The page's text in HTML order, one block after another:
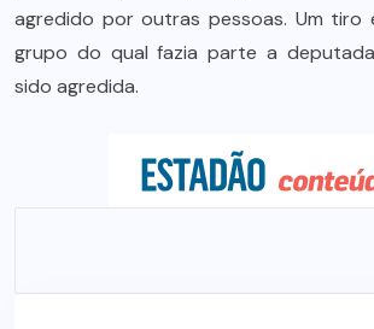
agredido por outras pessoas. Um tiro
grupo do qual fazia parte a
sido agredida.